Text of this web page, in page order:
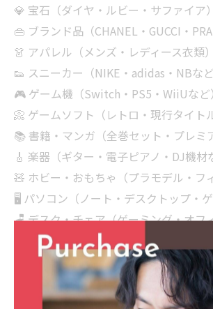
💎 宝石（ダイヤ・ルビー・サファイア）
👜 ブランド品（CHANEL・GUCCI・
👗 アパレル（メンズ・レディース衣類）
👟 スニーカー（NIKE・adidas・NBなど
🎮 ゲーム機（Switch・PS5・WiiUなど）
📀 ゲームソフト（レトロ・現行タイトル
📚 書籍・マンガ（全巻セット・プレミ
🎸 楽器（ギター・電子ピアノ・DJ機材
🧸 ホビー・おもちゃ（プラモデル・フ
🖥 パソコン（ノート・デスクトップ・ゲ
🪑 デスク・チェア（ゲーミング・オフ
🏋‍♂️ フィットネス用品（バイク・ルー
🕯 インテリア雑貨（照明・香炉・キャ
🧳 旅行用品（スーツケースなど）
📦 まとめ売り（遺品整理・引っ越し品